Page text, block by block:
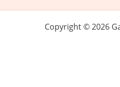
Copyright © 2026